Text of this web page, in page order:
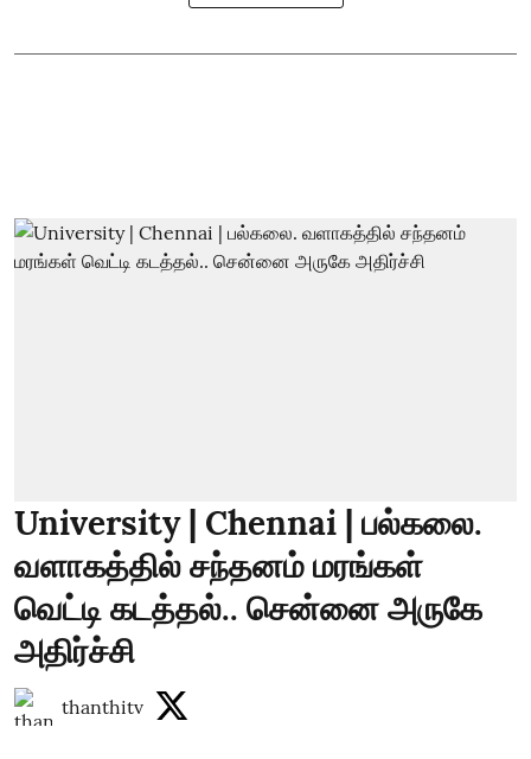
University | Chennai | பல்கலை.
வளாகத்தில் சந்தனம் மரங்கள்
வெட்டி கடத்தல்.. சென்னை அருகே
அதிர்ச்சி
thanthitv